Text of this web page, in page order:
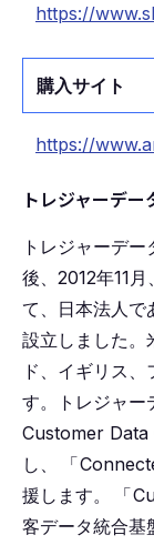
https://
購入サイト
https://
トレジャーデ
トレジャーデ
後、2012年11
て、日本法人で
設立しました。
ド、イギリス
す。トレジャー
Customer Data
し、
「
援します。
「
客データ統合基